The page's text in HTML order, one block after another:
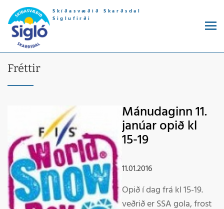
Skíðasvæðið Skarðsdal
Siglufirði
Fréttir
Mánudaginn 11.
janúar opið kl
15-19
11.01.2016
Opið í dag frá kl 15-19.
veðrið er SSA gola, frost